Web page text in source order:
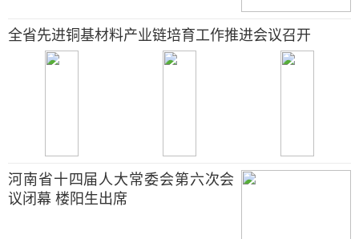
全省先进铜基材料产业链培育工作推进会议召开
河南省十四届人大常委会第六次会
议闭幕 楼阳生出席